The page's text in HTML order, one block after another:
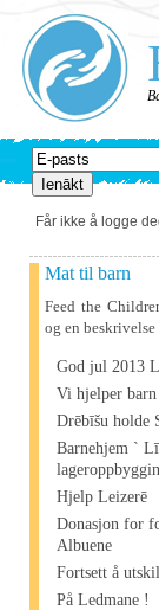
Får ikke å logge
Mat til barn
Feed the
og en
God jul 2013
Vi hjelper
Drēbīšu holde
Barnehjem `
Hjelp Leizerē
Donasjon for
Albuene
Fortsett å
På Ledmane !